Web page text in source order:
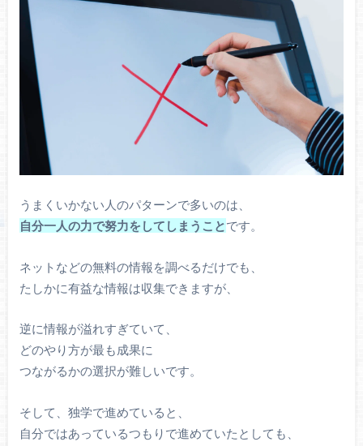
うまくいかない人のパターンで多いのは、
自分一人の力で努力をしてしまうことです。
ネットなどの無料の情報を調べるだけでも、
たしかに有益な情報は収集できますが、
逆に情報が溢れすぎていて、
どのやり方が最も成果に
つながるかの選択が難しいです。
そして、独学で進めていると、
自分ではあっているつもりで進めていたとしても、